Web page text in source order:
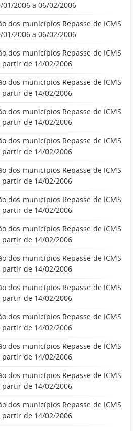
01/2006 a 06/02/2006
dos municípios Repasse de ICMS
01/2006 a 06/02/2006
dos municípios Repasse de ICMS
partir de 14/02/2006
dos municípios Repasse de ICMS
partir de 14/02/2006
dos municípios Repasse de ICMS
partir de 14/02/2006
dos municípios Repasse de ICMS
partir de 14/02/2006
dos municípios Repasse de ICMS
partir de 14/02/2006
dos municípios Repasse de ICMS
partir de 14/02/2006
dos municípios Repasse de ICMS
partir de 14/02/2006
dos municípios Repasse de ICMS
partir de 14/02/2006
dos municípios Repasse de ICMS
partir de 14/02/2006
dos municípios Repasse de ICMS
partir de 14/02/2006
dos municípios Repasse de ICMS
partir de 14/02/2006
dos municípios Repasse de ICMS
partir de 14/02/2006
dos municípios Repasse de ICMS
partir de 14/02/2006